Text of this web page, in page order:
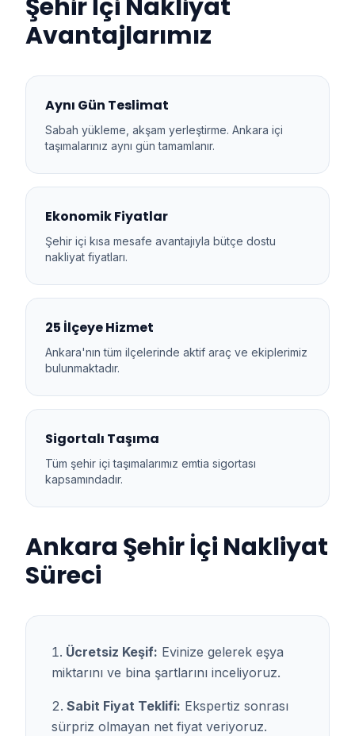
Şehir İçi Nakliyat
Avantajlarımız
Aynı Gün Teslimat
Sabah yükleme, akşam yerleştirme. Ankara içi
taşımalarınız aynı gün tamamlanır.
Ekonomik Fiyatlar
Şehir içi kısa mesafe avantajıyla bütçe dostu
nakliyat fiyatları.
25 İlçeye Hizmet
Ankara'nın tüm ilçelerinde aktif araç ve ekiplerimiz
bulunmaktadır.
Sigortalı Taşıma
Tüm şehir içi taşımalarımız emtia sigortası
kapsamındadır.
Ankara Şehir İçi Nakliyat
Süreci
Ücretsiz Keşif: Evinize gelerek eşya
miktarını ve bina şartlarını inceliyoruz.
Sabit Fiyat Teklifi: Ekspertiz sonrası
sürpriz olmayan net fiyat veriyoruz.